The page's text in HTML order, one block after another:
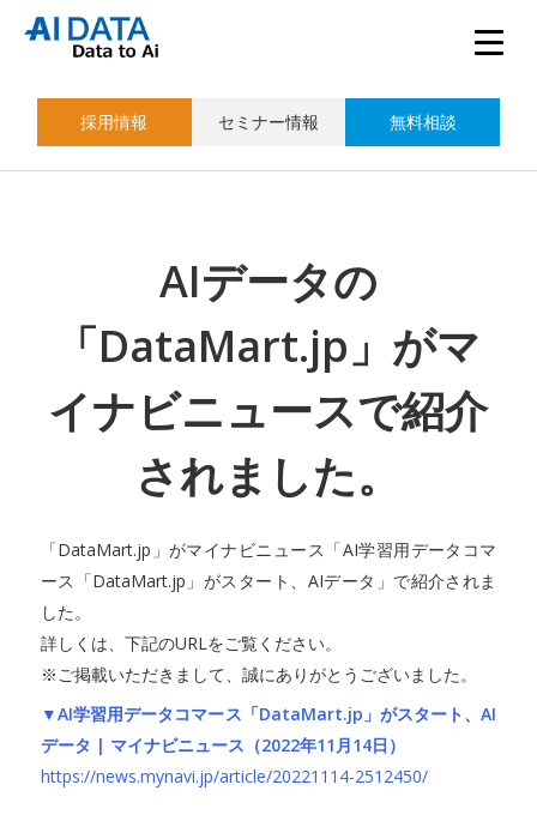
採用情報 セミナー情報 無料相談
AIデータの
「DataMart.jp」がマ
イナビニュースで紹介
されました。
「DataMart.jp」がマイナビニュース「AI学習用データコマ
ース「DataMart.jp」がスタート、AIデータ」で紹介されま
した。
詳しくは、下記のURLをご覧ください。
※ご掲載いただきまして、誠にありがとうございました。
▼AI学習用データコマース「DataMart.jp」がスタート、AI
データ | マイナビニュース（2022年11月14日）
https://news.mynavi.jp/article/20221114-2512450/